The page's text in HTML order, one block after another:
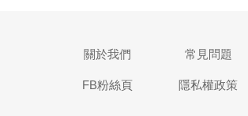
關於我們 常見問題
FB粉絲頁 隱私權政策